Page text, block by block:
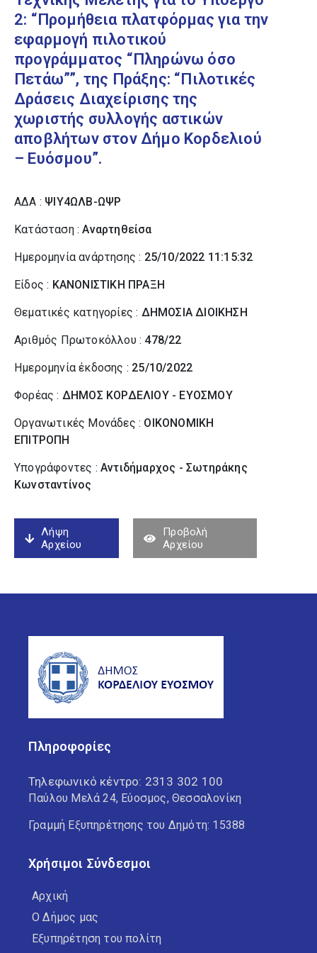
2: “Προμήθεια πλατφόρμας για την
εφαρμογή πιλοτικού
προγράμματος “Πληρώνω όσο
Πετάω””, της Πράξης: “Πιλοτικές
Δράσεις Διαχείρισης της
χωριστής συλλογής αστικών
αποβλήτων στον Δήμο Κορδελιού
– Ευόσμου”.
ΑΔΑ : ΨΙΥ4ΩΛΒ-ΩΨΡ
Κατάσταση :Αναρτηθείσα
Ημερομηνία ανάρτησης : 25/10/2022 11:15:32
Είδος : ΚΑΝΟΝΙΣΤΙΚΗ ΠΡΑΞΗ
Θεματικές κατηγορίες : ΔΗΜΟΣΙΑ ΔΙΟΙΚΗΣΗ
Αριθμός Πρωτοκόλλου : 478/22
Ημερομηνία έκδοσης : 25/10/2022
Φορέας : ΔΗΜΟΣ ΚΟΡΔΕΛΙΟΥ - ΕΥΟΣΜΟΥ
Οργανωτικές Μονάδες : ΟΙΚΟΝΟΜΙΚΗ
ΕΠΙΤΡΟΠΗ
Υπογράφοντες : Αντιδήμαρχος - Σωτηράκης
Κωνσταντίνος
Λήψη
Αρχείου
Προβολή
Αρχείου
Πληροφορίες
Τηλεφωνικό κέντρο: 2313 302 100
Παύλου Μελά 24, Εύοσμος, Θεσσαλονίκη
Γραμμή Εξυπηρέτησης του Δημότη: 15388
Χρήσιμοι Σύνδεσμοι
Αρχική
Ο Δήμος μας
Εξυπηρέτηση του πολίτη